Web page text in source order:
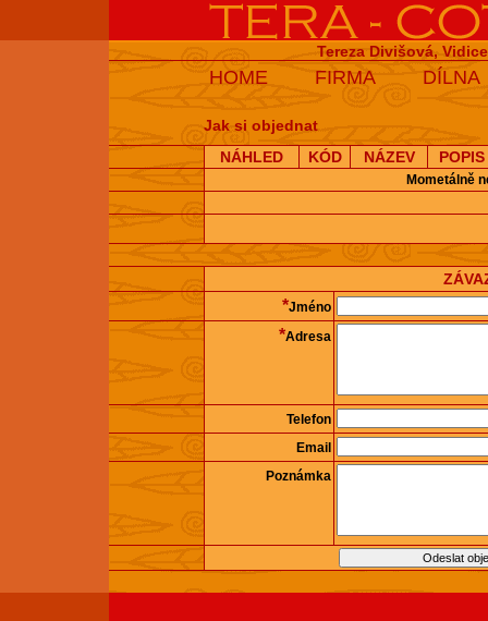
Tereza Divišová,
HOME FIRMA DÍLNA
Jak si objednat
NÁHLED
KÓD NÁZEV POPIS
Mometálně
*Jméno
*Adresa
Telefon
Email
Poznámka